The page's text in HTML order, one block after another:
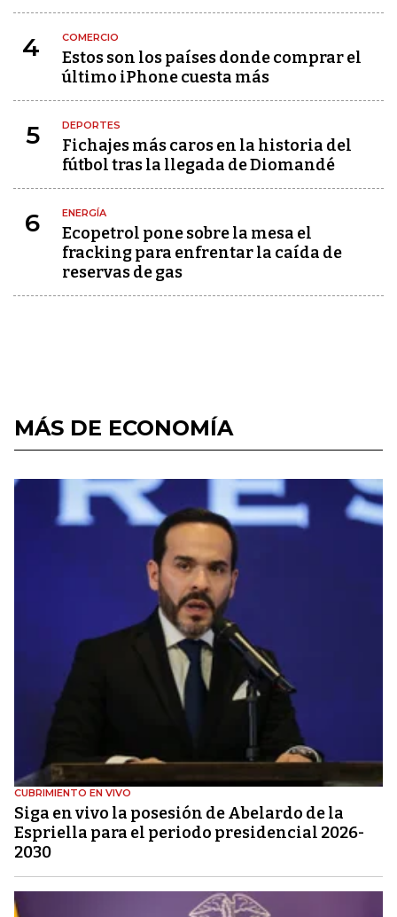
4 COMERCIO
Estos son los países donde comprar el
último iPhone cuesta más
5 DEPORTES
Fichajes más caros en la historia del
fútbol tras la llegada de Diomandé
6 ENERGÍA
Ecopetrol pone sobre la mesa el
fracking para enfrentar la caída de
reservas de gas
MÁS DE ECONOMÍA
CUBRIMIENTO EN VIVO
Siga en vivo la posesión de Abelardo de la
Espriella para el periodo presidencial 2026-
2030